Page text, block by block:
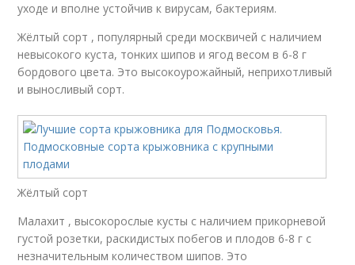
уходе и вполне устойчив к вирусам, бактериям.
Жёлтый сорт , популярный среди москвичей с наличием
невысокого куста, тонких шипов и ягод весом в 6-8 г
бордового цвета. Это высокоурожайный, неприхотливый
и выносливый сорт.
Жёлтый сорт
Малахит , высокорослые кусты с наличием прикорневой
густой розетки, раскидистых побегов и плодов 6-8 г с
незначительным количеством шипов. Это